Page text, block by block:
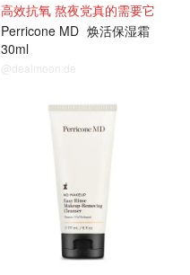
高效抗氧 熬夜党真的需要它
Perricone MD 焕活保湿霜
30ml
@dealmoon.de